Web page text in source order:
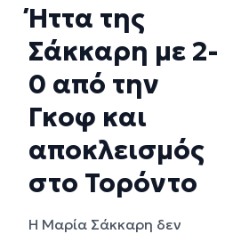
Ήττα της
Σάκκαρη με 2-
0 από την
Γκοφ και
αποκλεισμός
στο Τορόντο
Η Μαρία Σάκκαρη δεν